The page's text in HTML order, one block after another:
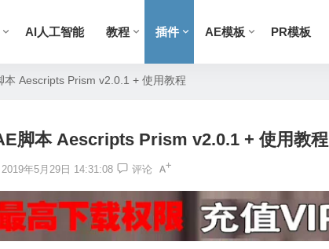
AI人工智能 教程 插件 AE模板 PR模板
本 Aescripts Prism v2.0.1 + 使用教程
脚本 Aescripts Prism v2.0.1 + 使用教程
2019年5月29日 14:31:08 评论